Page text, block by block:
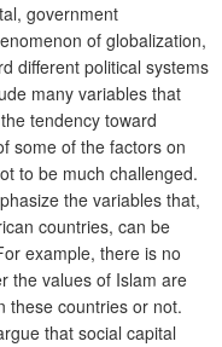
government
of globalization,
different political systems
many variables that
tendency toward
some of the factors on
to be much challenged.
the variables that,
countries, can be
example, there is no
the values of Islam are
these countries or not.
that social capital